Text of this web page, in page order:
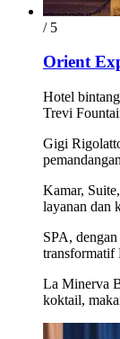
/ 5
Orient
Hotel
Trevi
Gigi
Kamar,
layanan dan
SPA,
transformatif
La Minerva
koktail,